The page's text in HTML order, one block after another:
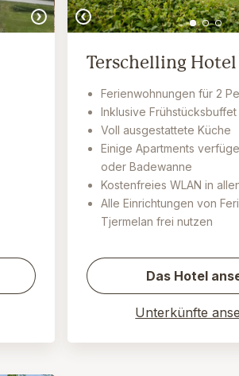
Terschelling Hotel
Ferienwohnungen für 2
Inklusive Frühstücksbuffet
Voll ausgestattete Küche
Einige Apartments
oder Badewanne
Kostenfreies WLAN in
Alle Einrichtungen von
Tjermelan frei nutzen
Das Hotel
Unterkünfte